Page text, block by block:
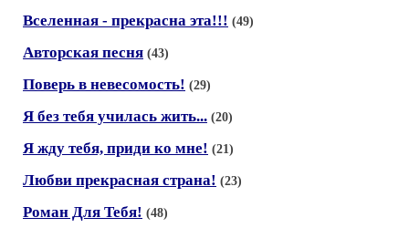
Вселенная - прекрасна эта!!! (49)
Авторская песня (43)
Поверь в невесомость! (29)
Я без тебя училась жить... (20)
Я жду тебя, приди ко мне! (21)
Любви прекрасная страна! (23)
Роман Для Тебя! (48)